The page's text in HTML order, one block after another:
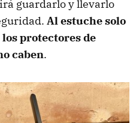
guardarlo y llevarlo
Al estuche solo
protectores de
caben.